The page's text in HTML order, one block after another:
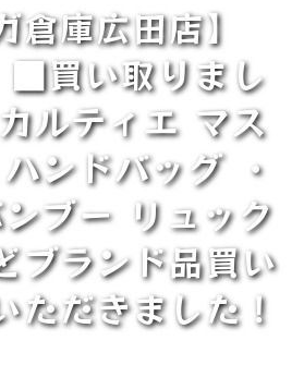
倉庫広田店】
い取りまし
ルティエ マス
ンドバッグ ・
ブー リュック
ブランド品買い
ただきました！